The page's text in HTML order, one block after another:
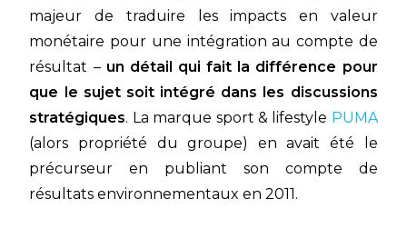
majeur de traduire les impacts en valeur
monétaire pour une intégration au compte de
résultat – un détail qui fait la différence pour
que le sujet soit intégré dans les discussions
stratégiques. La marque sport & lifestyle PUMA
(alors propriété du groupe) en avait été le
précurseur en publiant son compte de
résultats environnementaux en 2011.